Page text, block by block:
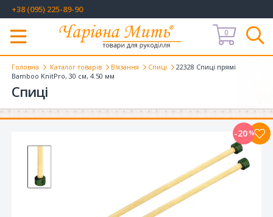
+38 (095) 225-89-90
Меню
0
Головна Каталог товарів В'язання Спиці
22328 Спиці прямі
Bamboo KnitPro, 30 см, 4.50 мм
Спиці
-20%